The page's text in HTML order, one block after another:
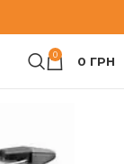
0 0 ГРН